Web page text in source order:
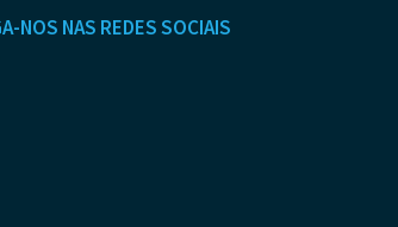
NOS NAS REDES SOCIAIS